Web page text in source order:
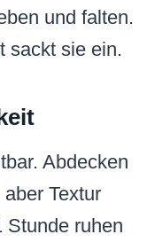
und falten.
sackt sie ein.
Abdecken
Textur
Stunde ruhen